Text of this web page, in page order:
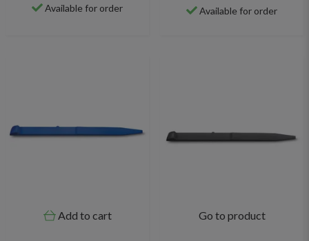
Available for order Available for order
Add to cart Go to product